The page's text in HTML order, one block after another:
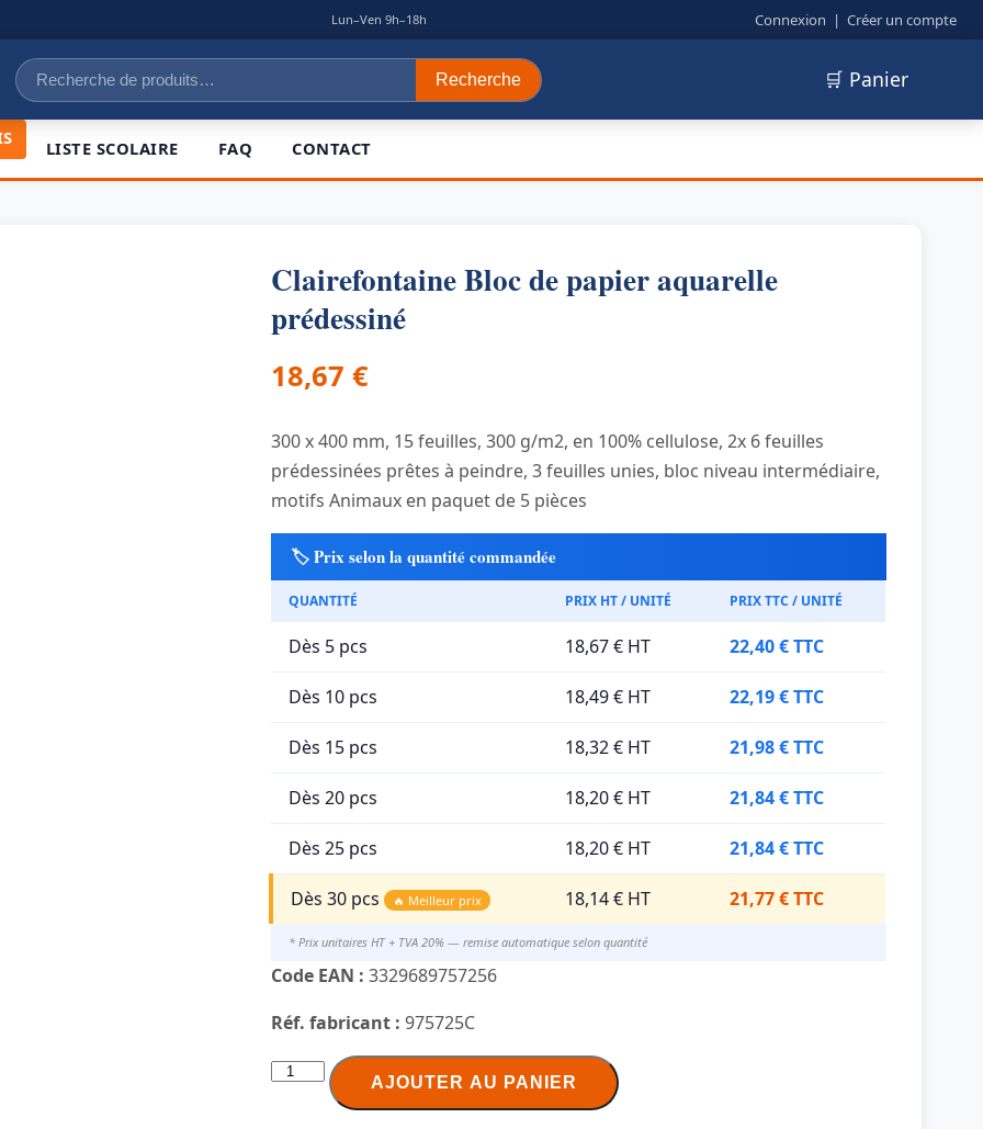
Lun–Ven 9h–18h Connexion | Créer un compte
Recherche
pour :
Recherche 🛒 Panier
LISTE SCOLAIRE FAQ CONTACT
Clairefontaine Bloc de papier aquarelle
prédessiné
18,67€
300 x 400 mm, 15 feuilles, 300 g/m2, en 100% cellulose, 2x 6 feuilles
prédessinées prêtes à peindre, 3 feuilles unies, bloc niveau intermédiaire,
motifs Animaux en paquet de 5 pièces
🏷️ Prix selon la quantité commandée
QUANTITÉ PRIX HT / UNITÉ PRIX TTC / UNITÉ
Dès 5 pcs 18,67 € HT 22,40 € TTC
Dès 10 pcs 18,49 € HT 22,19 € TTC
Dès 15 pcs 18,32 € HT 21,98 € TTC
Dès 20 pcs 18,20 € HT 21,84 € TTC
Dès 25 pcs 18,20 € HT 21,84 € TTC
Dès 30 pcs 🔥 Meilleur prix 18,14 € HT 21,77 € TTC
* Prix unitaires HT + TVA 20% — remise automatique selon quantité
Code EAN : 3329689757256
Réf. fabricant : 975725C
quantité
AJOUTER AU PANIER